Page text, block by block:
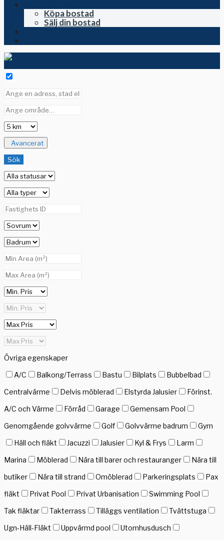
Köpa bostad
Sälj din bostad
Avancerat
Sök
Övriga egenskaper
A/C
Balkong/Terrass Bastu Bilplats
Bubbelbad
Centralvärme
Delvis möblerad Elstyrda Jalusier
Förinst.
A/C och Värme
Förråd Garage
Gemensam Pool
Genomgående golvvärme
Golf Golvvärme badrum
Gym
Häll och fläkt
Jacuzzi Jalusier Kyl & Frys
Larm
Marina
Möblerad Nära till barer och restauranger
Nära till
butiker
Nära till strand Omöblerad Parkeringsplats
Pax
fläkt
Privat Pool Privat Urbanisation
Swimming Pool
Tak fläktar
Takterrass Tilläggs ventilation
Tvättstuga
Ugn-Häll-Fläkt
Uppvärmd pool
Utomhusdusch